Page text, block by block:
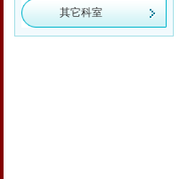
其它科室